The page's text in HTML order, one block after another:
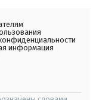
информация